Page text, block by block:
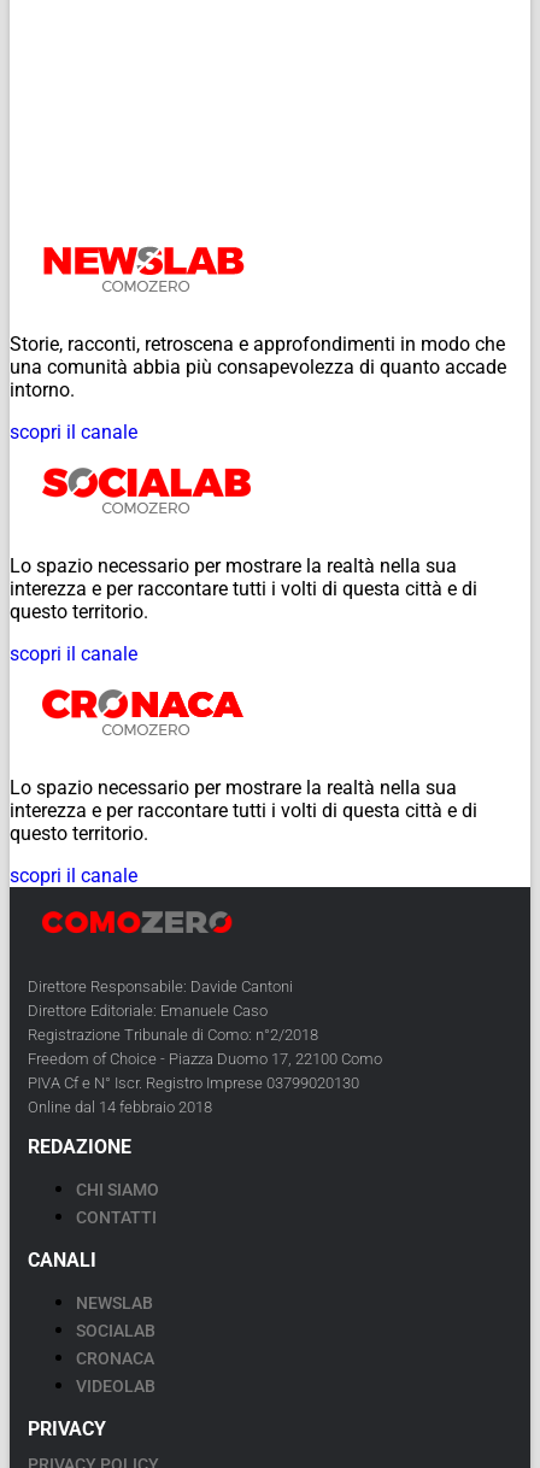
Storie, racconti, retroscena e approfondimenti in modo che
una comunità abbia più consapevolezza di quanto accade
intorno.
scopri il canale
Lo spazio necessario per mostrare la realtà nella sua
interezza e per raccontare tutti i volti di questa città e di
questo territorio.
scopri il canale
Lo spazio necessario per mostrare la realtà nella sua
interezza e per raccontare tutti i volti di questa città e di
questo territorio.
scopri il canale
Direttore Responsabile: Davide Cantoni
Direttore Editoriale: Emanuele Caso
Registrazione Tribunale di Como: n°2/2018
Freedom of Choice - Piazza Duomo 17, 22100 Como
PIVA Cf e N° Iscr. Registro Imprese 03799020130
Online dal 14 febbraio 2018
REDAZIONE
CHI SIAMO
CONTATTI
CANALI
NEWSLAB
SOCIALAB
CRONACA
VIDEOLAB
PRIVACY